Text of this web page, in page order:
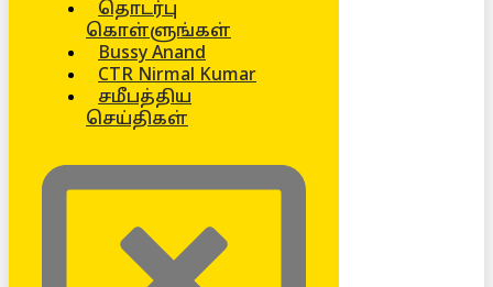
தொடர்பு
கொள்ளுங்கள்
Bussy Anand
CTR Nirmal Kumar
சமீபத்திய
செய்திகள்